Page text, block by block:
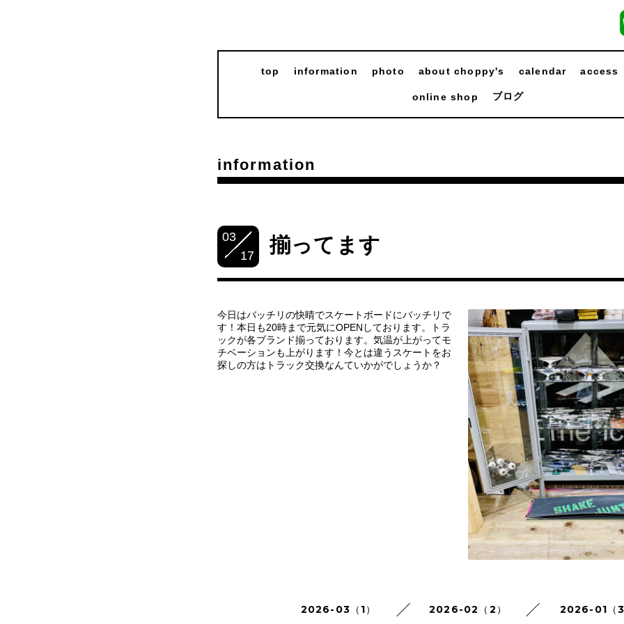
top information photo about choppy's calendar access
online shop ブログ
information
03
17
揃ってます
今日はバッチリの快晴でスケートボードにバッチリで
す！本日も20時まで元気にOPENしております。トラ
ックが各ブランド揃っております。気温が上がってモ
チベーションも上がります！今とは違うスケートをお
探しの方はトラック交換なんていかがでしょうか？
2026-03（1） 2026-02（2） 2026-01（